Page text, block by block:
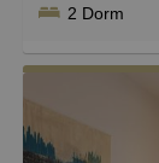
acogedor.
cuenta con
suite, y está
para cuatro
cocina crea
2 Dorm